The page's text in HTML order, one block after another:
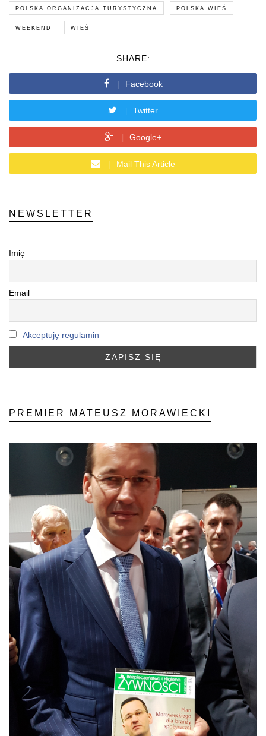
POLSKA ORGANIZACJA TURYSTYCZNA POLSKA WIEŚ
WEEKEND WIEŚ
SHARE:
Facebook
Twitter
Google+
Mail This Article
NEWSLETTER
Imię
Email
Akceptuję regulamin
PREMIER MATEUSZ MORAWIECKI